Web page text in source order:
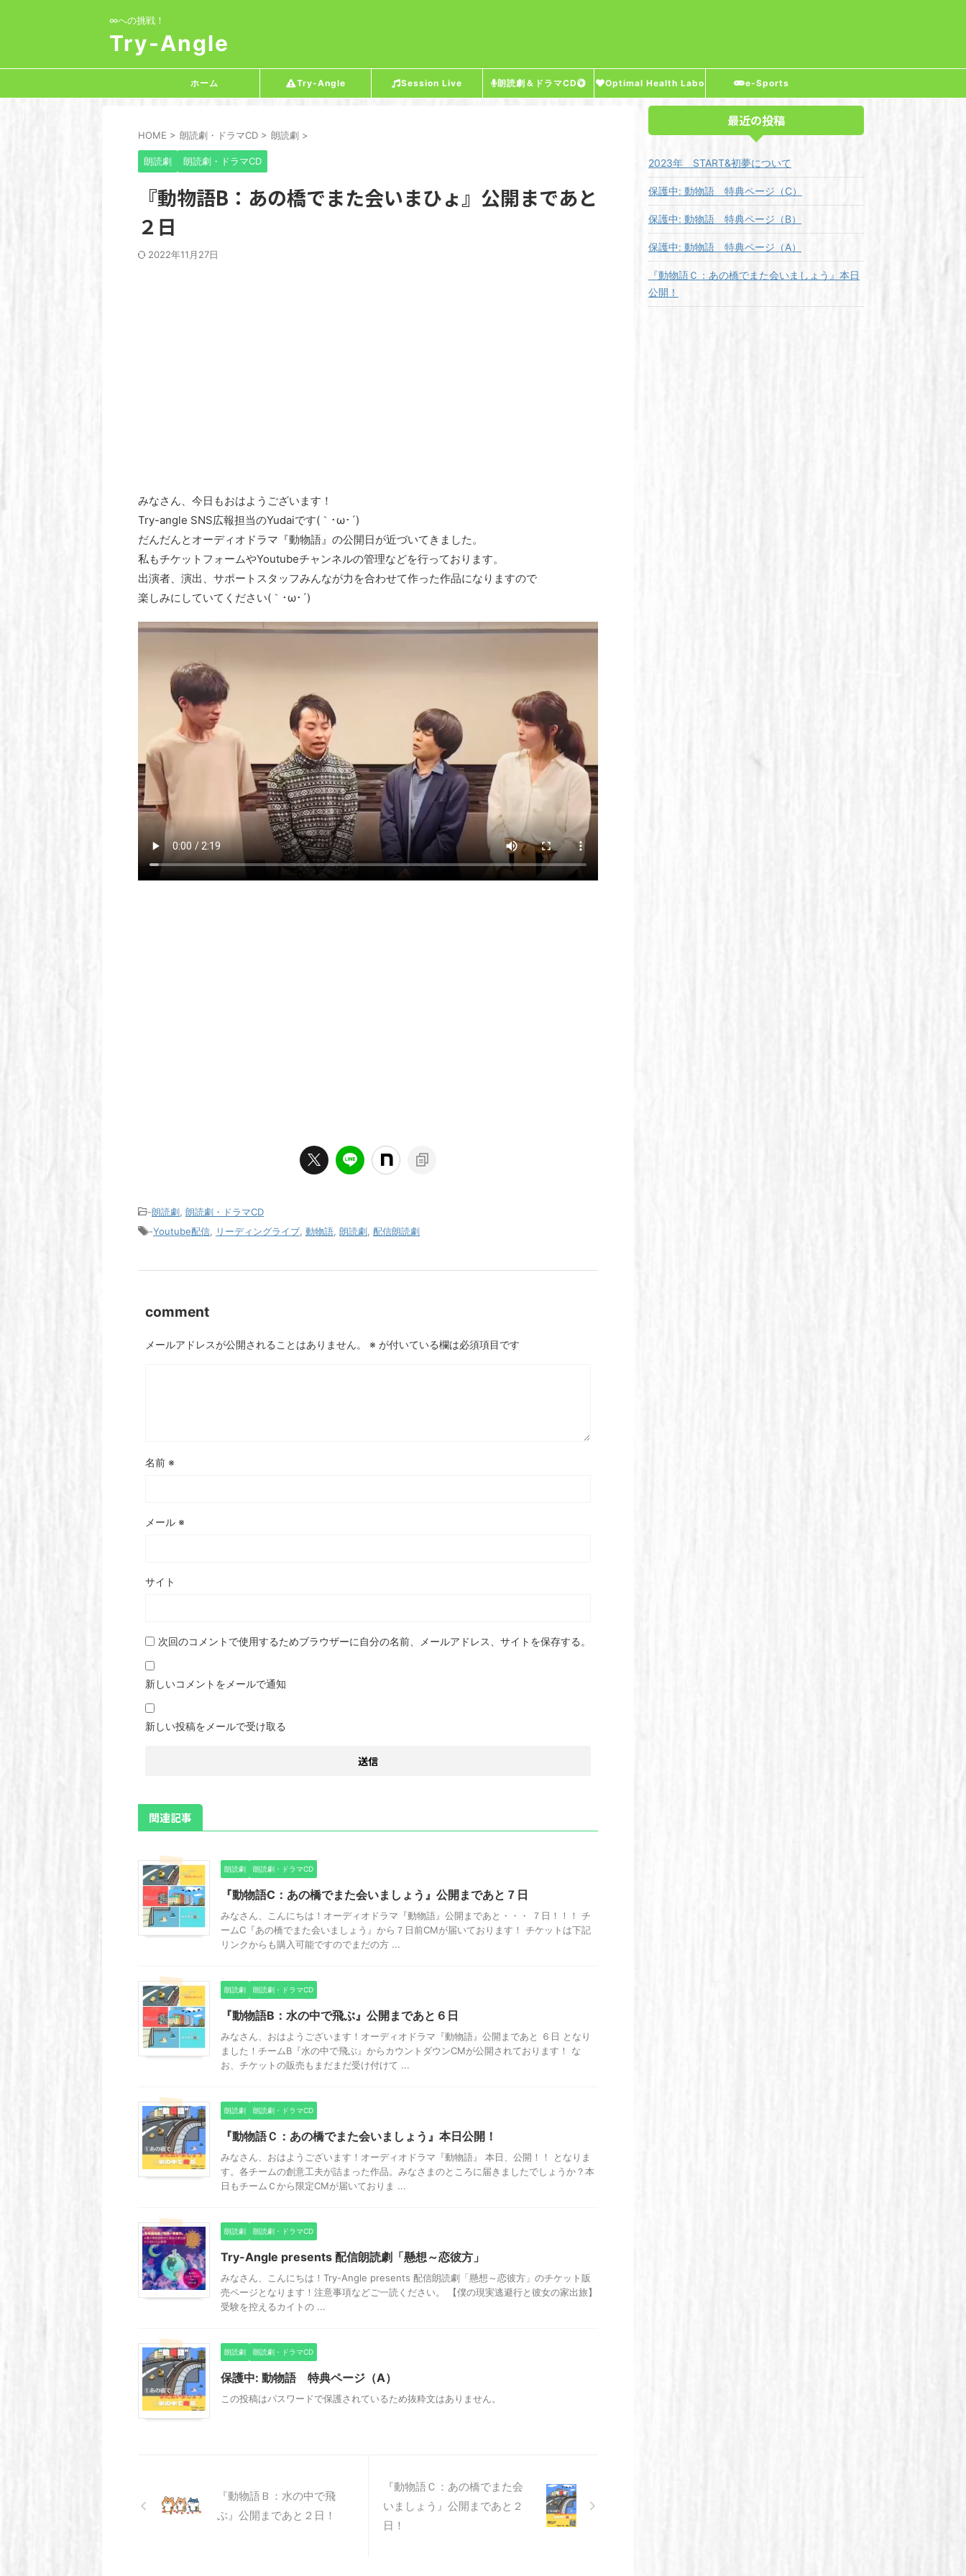
∞への挑戦！
Try-Angle
ホーム Try-Angle Session Live 朗読劇＆ドラマCD Optimal Health Labo e-Sports
HOME > 朗読劇・ドラマCD > 朗読劇 >
朗読劇 朗読劇・ドラマCD
『動物語B：あの橋でまた会いまひょ』公開まであと
２日
2022年11月27日
みなさん、今日もおはようございます！
Try-angle SNS広報担当のYudaiです(｀･ω･´)ゞ
だんだんとオーディオドラマ『動物語』の公開日が近づいてきました。
私もチケットフォームやYoutubeチャンネルの管理などを行っております。
出演者、演出、サポートスタッフみんなが力を合わせて作った作品になりますので
楽しみにしていてください(｀･ω･´)ゞ
-朗読劇 朗読劇・ドラマCD
-Youtube配信 リーディングライブ 動物語 朗読劇 配信朗読劇
comment
メールアドレスが公開されることはありません。 ※ が付いている欄は必須項目です
名前 ※
メール ※
サイト
次回のコメントで使用するためブラウザーに自分の名前、メールアドレス、サイトを保存する。
新しいコメントをメールで通知
新しい投稿をメールで受け取る
関連記事
朗読劇 朗読劇・ドラマCD
『動物語C：あの橋でまた会いましょう』公開まであと７日
みなさん、こんにちは！オーディオドラマ『動物語』公開まであと・・・ ７日！！！ チ
ームC『あの橋でまた会いましょう』から７日前CMが届いております！ チケットは下記
リンクからも購入可能ですのでまだの方 ...
朗読劇 朗読劇・ドラマCD
『動物語B：水の中で飛ぶ』公開まであと６日
みなさん、おはようございます！オーディオドラマ『動物語』公開まであと ６日 となり
ました！チームB『水の中で飛ぶ』からカウントダウンCMが公開されております！ な
お、チケットの販売もまだまだ受け付けて ...
朗読劇 朗読劇・ドラマCD
『動物語Ｃ：あの橋でまた会いましょう』本日公開！
みなさん、おはようございます！オーディオドラマ『動物語』 本日、公開！！ となりま
す。各チームの創意工夫が詰まった作品。みなさまのところに届きましたでしょうか？本
日もチームＣから限定CMが届いておりま ...
朗読劇 朗読劇・ドラマCD
Try-Angle presents 配信朗読劇「懸想～恋彼方」
みなさん、こんにちは！Try-Angle presents 配信朗読劇「懸想～恋彼方」のチケット販
売ページとなります！注意事項などご一読ください。 【僕の現実逃避行と彼女の家出旅】
受験を控えるカイトの ...
朗読劇 朗読劇・ドラマCD
保護中: 動物語 特典ページ（A）
この投稿はパスワードで保護されているため抜粋文はありません。
『動物語Ｂ：水の中で飛
ぶ』公開まであと２日！
『動物語Ｃ：あの橋でまた会
いましょう』公開まであと２
日！
最近の投稿
2023年 START&初夢について
保護中: 動物語 特典ページ（C）
保護中: 動物語 特典ページ（B）
保護中: 動物語 特典ページ（A）
『動物語Ｃ：あの橋でまた会いましょう』本日
公開！